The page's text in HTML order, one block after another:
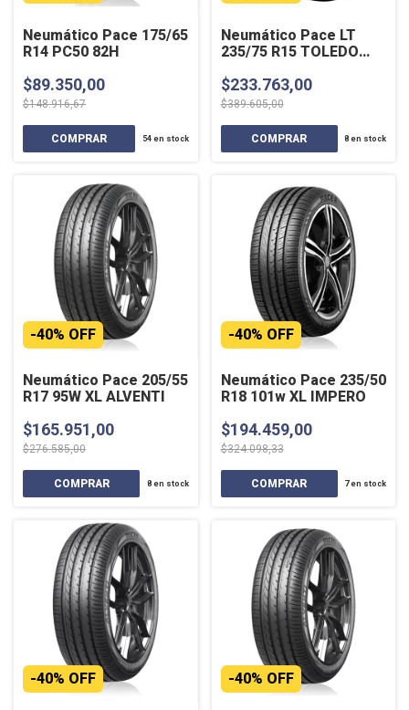
Neumático Pace 175/65
R14 PC50 82H
$89.350,00
$148.916,67
54en stock
Neumático Pace LT
235/75 R15 TOLEDO
$233.763,00
$389.605,00
8 en stock
Neumático Pace 205/55
R17 95W XL ALVENTI
-40% OFF
$165.951,00
$276.585,00
8en stock
Neumático Pace 235/50
R18 101w XL IMPERO
-40% OFF
$194.459,00
$324.098,33
7en stock
-40% OFF -40% OFF